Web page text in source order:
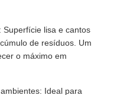
Superfície lisa e cantos
de resíduos. Um
o máximo em
Ideal para